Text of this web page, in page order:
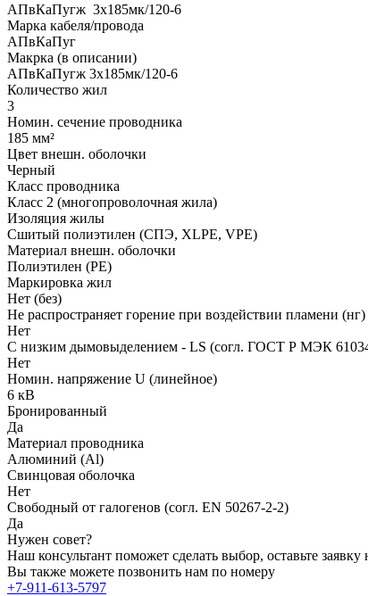
АПвКаПугж 3x185мк/120-6
Марка кабеля/провода
АПвКаПуг
Макрка (в описании)
АПвКаПугж 3x185мк/120-6
Количество жил
3
Номин. сечение проводника
185 мм²
Цвет внешн. оболочки
Черный
Класс проводника
Класс 2 (многопроволочная жила)
Изоляция жилы
Сшитый полиэтилен (СПЭ, XLPE, VPE)
Материал внешн. оболочки
Полиэтилен (PE)
Маркировка жил
Нет (без)
Не распространяет горение при воздействии пламени (нг)
Нет
С низким дымовыделением - LS (согл. ГОСТ Р МЭК
Нет
Номин. напряжение U (линейное)
6 кВ
Бронированный
Да
Материал проводника
Алюминий (Al)
Свинцовая оболочка
Нет
Свободный от галогенов (согл. EN 50267-2-2)
Да
Нужен совет?
Наш консультант поможет сделать выбор, оставьте
Вы также можете позвонить нам по номеру
+7-911-613-5797